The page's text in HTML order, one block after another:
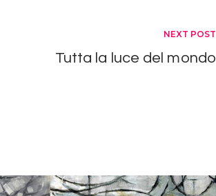
NEXT POST
Tutta la luce del mondo